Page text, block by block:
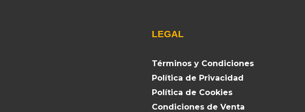
LEGAL
Términos y Condiciones
Política de Privacidad
Política de Cookies
Condiciones de Venta